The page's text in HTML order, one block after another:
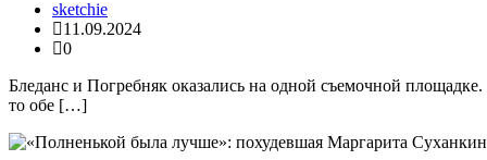
sketchie
11.09.2024
0
Бледанс и Погребняк оказались на одной съемочной
то обе […]